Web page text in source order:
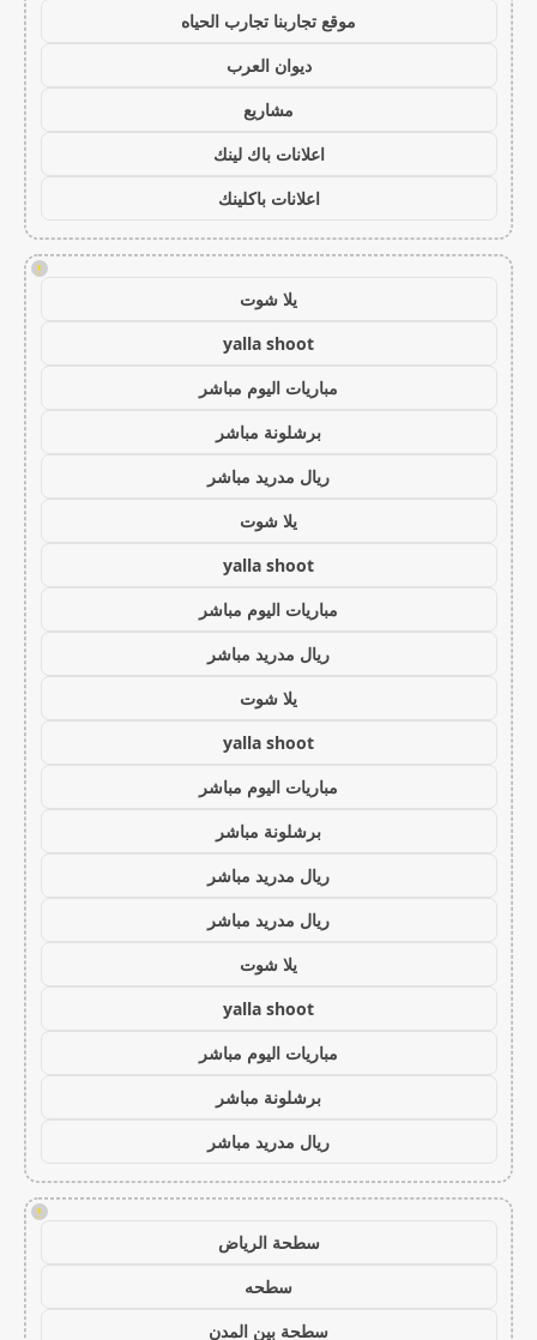
موقع تجاربنا تجارب الحياه
ديوان العرب
مشاريع
اعلانات باك لينك
اعلانات باكلينك
!
يلا شوت
yalla shoot
مباريات اليوم مباشر
برشلونة مباشر
ريال مدريد مباشر
يلا شوت
yalla shoot
مباريات اليوم مباشر
ريال مدريد مباشر
يلا شوت
yalla shoot
مباريات اليوم مباشر
برشلونة مباشر
ريال مدريد مباشر
ريال مدريد مباشر
يلا شوت
yalla shoot
مباريات اليوم مباشر
برشلونة مباشر
ريال مدريد مباشر
!
سطحة الرياض
سطحه
سطحة بين المدن